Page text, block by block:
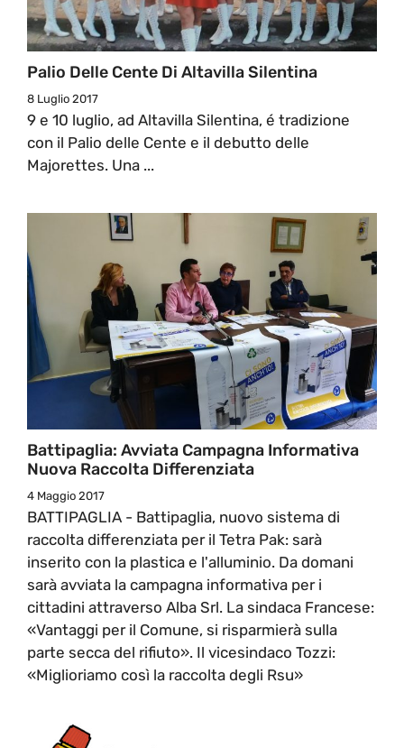
Palio Delle Cente Di Altavilla Silentina
8 Luglio 2017
9 e 10 luglio, ad Altavilla Silentina, é tradizione
con il Palio delle Cente e il debutto delle
Majorettes. Una ...
Battipaglia: Avviata Campagna Informativa
Nuova Raccolta Differenziata
4 Maggio 2017
BATTIPAGLIA - Battipaglia, nuovo sistema di
raccolta differenziata per il Tetra Pak: sarà
inserito con la plastica e l'alluminio. Da domani
sarà avviata la campagna informativa per i
cittadini attraverso Alba Srl. La sindaca Francese:
«Vantaggi per il Comune, si risparmierà sulla
parte secca del rifiuto». Il vicesindaco Tozzi:
«Miglioriamo così la raccolta degli Rsu»